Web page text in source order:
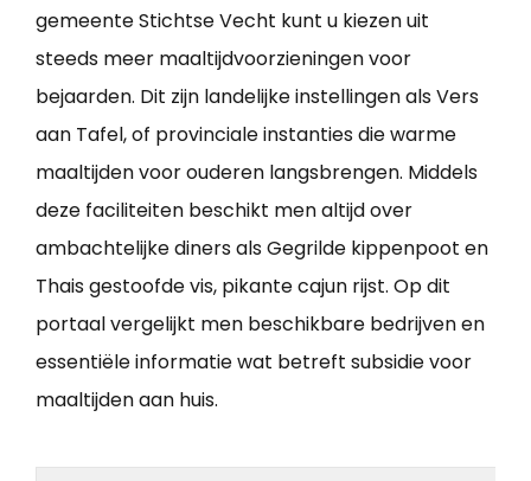
gemeente Stichtse Vecht kunt u kiezen uit
steeds meer maaltijdvoorzieningen voor
bejaarden. Dit zijn landelijke instellingen als Vers
aan Tafel, of provinciale instanties die warme
maaltijden voor ouderen langsbrengen. Middels
deze faciliteiten beschikt men altijd over
ambachtelijke diners als Gegrilde kippenpoot en
Thais gestoofde vis, pikante cajun rijst. Op dit
portaal vergelijkt men beschikbare bedrijven en
essentiële informatie wat betreft subsidie voor
maaltijden aan huis.